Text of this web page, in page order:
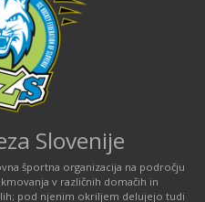
Slovenije
športna organizacija na področju
v različnih domačih in
pod njenim okriljem delujejo tudi